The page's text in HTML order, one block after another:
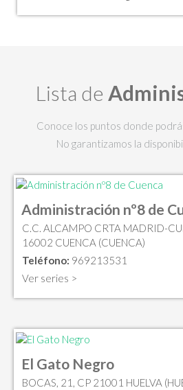
Lista de
Conoce los puntos donde
No garantizamos la
Administración nº8 de
C.C. ALCAMPO CRTA MADRID-
16002 CUENCA (CUENCA)
Teléfono: 969213531
Ver series >
El Gato Negro
BOCAS, 21, CP 21001 HUELVA